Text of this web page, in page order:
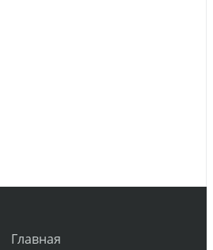
Главная